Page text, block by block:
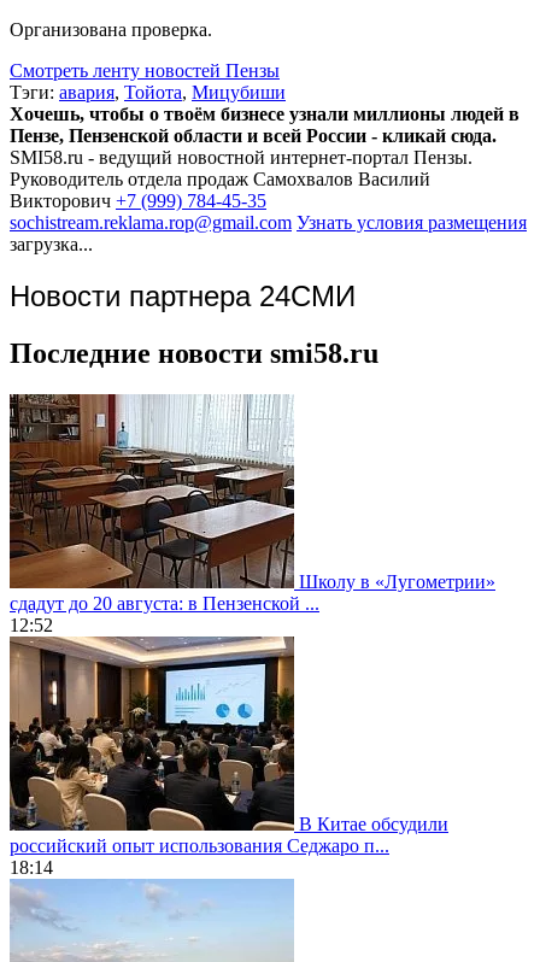
Организована проверка.
Смотреть ленту новостей Пензы
Тэги: авария, Тойота, Мицубиши
Хочешь, чтобы о твоём бизнесе узнали миллионы людей в
Пензе, Пензенской области и всей России - кликай сюда.
SMI58.ru - ведущий новостной интернет-портал Пензы.
Руководитель отдела продаж Самохвалов Василий
Викторович +7 (999) 784-45-35
sochistream.reklama.rop@gmail.com Узнать условия размещения
загрузка...
Новости партнера 24СМИ
Последние новости smi58.ru
Школу в «Лугометрии»
сдадут до 20 августа: в Пензенской ...
12:52
В Китае обсудили
российский опыт использования Седжаро п...
18:14